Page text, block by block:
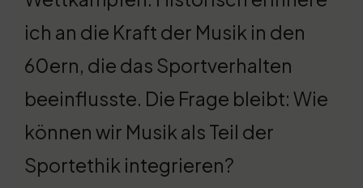
ich an die Kraft der Musik in den
60ern, die das Sportverhalten
beeinflusste. Die Frage bleibt: Wie
können wir Musik als Teil der
Sportethik integrieren?